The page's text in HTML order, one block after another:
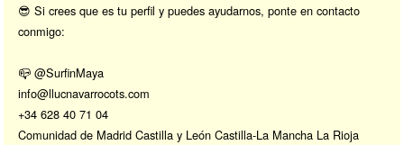
😎 Si crees que es tu perfil y puedes ayudarnos, ponte en contacto
conmigo:
📪 @SurfinMaya
info@llucnavarrocots.com
+34 628 40 71 04
Comunidad de Madrid Castilla y León Castilla-La Mancha La Rioja